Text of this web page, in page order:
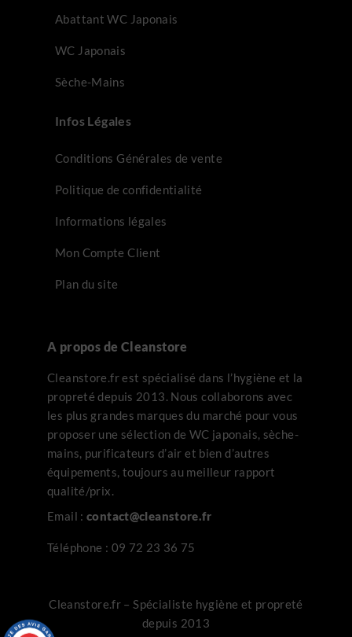
Abattant WC Japonais
WC Japonais
Sèche-Mains
Infos Légales
Conditions Générales de vente
Politique de confidentialité
Informations légales
Mon Compte Client
Plan du site
A propos de Cleanstore
Cleanstore.fr est spécialisé dans l’hygiène et la
propreté depuis 2013. Nous collaborons avec
les plus grandes marques du marché pour vous
proposer une sélection de WC japonais, sèche-
mains, purificateurs d’air et bien d’autres
équipements, toujours au meilleur rapport
qualité/prix.
Email : contact@cleanstore.fr
Téléphone : 09 72 23 36 75
Cleanstore.fr – Spécialiste hygiène et propreté
depuis 2013